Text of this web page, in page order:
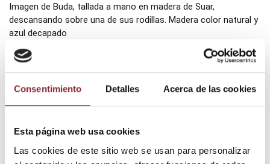
Consentimiento Detalles Acerca de las cookies
Esta página web usa cookies
Las cookies de este sitio web se usan para personalizar
Imagen de Buda, tallada a mano en madera de Suar,
descansando sobre una de sus rodillas. Madera color natural y
azul decapado
Medidas: 21 x 17 cms.